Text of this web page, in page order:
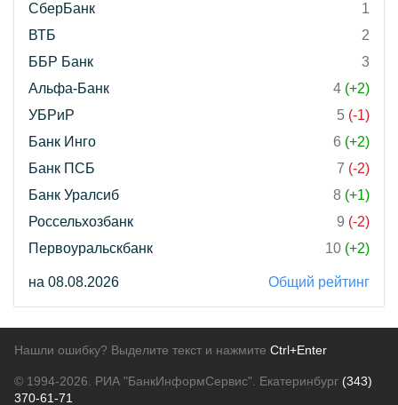
СберБанк
1
ВТБ
2
ББР Банк
3
Альфа-Банк
4 (+2)
УБРиР
5 (-1)
Банк Инго
6 (+2)
Банк ПСБ
7 (-2)
Банк Уралсиб
8 (+1)
Россельхозбанк
9 (-2)
Первоуральскбанк
10 (+2)
на 08.08.2026 Общий рейтинг
Нашли ошибку? Выделите текст и нажмите Ctrl+Enter
© 1994-2026. РИА "БанкИнформСервис". Екатеринбург (343)
370-61-71